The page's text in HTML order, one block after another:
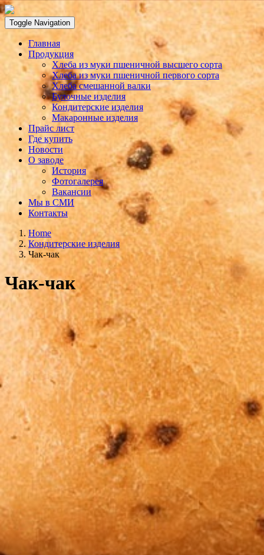
Toggle Navigation
Главная
Продукция
Хлеба из муки пшеничной высшего сорта
Хлеба из муки пшеничной первого сорта
Хлеба смешанной валки
Булочные изделия
Кондитерские изделия
Макаронные изделия
Прайс лист
Где купить
Новости
О заводе
История
Фотогалерея
Вакансии
Мы в СМИ
Контакты
Home
Кондитерские изделия
Чак-чак
Чак-чак